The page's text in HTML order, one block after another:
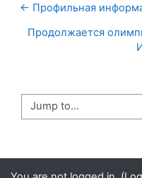
← Профильная
Продолжается
Jump to...